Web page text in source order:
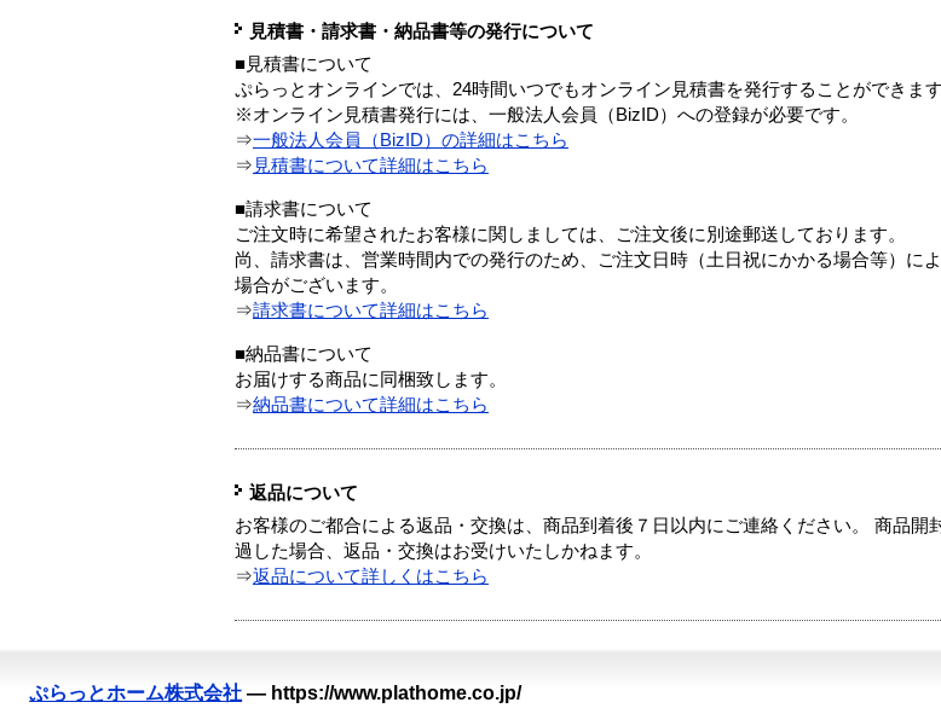
見積書・請求書・納品書等の発行について
■見積書について
ぷらっとオンラインでは、24時間いつでもオンライン見積書を発行することができます
※オンライン見積書発行には、一般法人会員（BizID）への登録が必要です。
⇒一般法人会員（BizID）の詳細はこちら
⇒ 見積書について詳細はこちら
■請求書について
ご注文時に希望されたお客様に関しましては、ご注文後に別途郵送しております。
尚、請求書は、営業時間内での発行のため、ご注文日時（土日祝にかかる場合等）に
場合がございます。
⇒請求書について詳細はこちら
■納品書について
お届けする商品に同梱致します。
⇒納品書について詳細はこちら
返品について
お客様のご都合による返品・交換は、商品到着後７日以内にご連絡ください。 商品開
過した場合、返品・交換はお受けいたしかねます。
⇒返品について詳しくはこちら
ぷらっとホーム株式会社 — https://www.plathome.co.jp/